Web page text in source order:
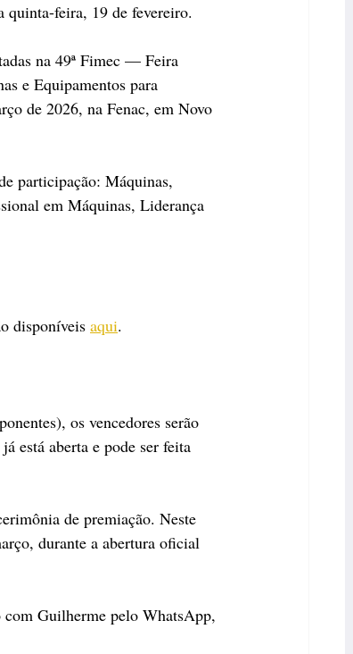
quinta-feira, 19 de fevereiro.
na 49ª Fimec — Feira
e Equipamentos para
de 2026, na Fenac, em Novo
participação: Máquinas,
em Máquinas, Liderança
disponíveis aqui.
os vencedores serão
está aberta e pode ser feita
de premiação. Neste
durante a abertura oficial
com Guilherme pelo WhatsApp,